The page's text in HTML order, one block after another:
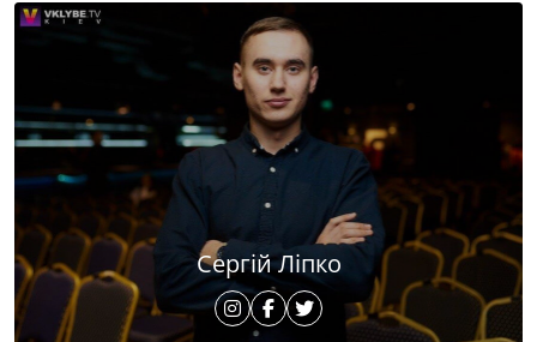
Сергій Ліпко